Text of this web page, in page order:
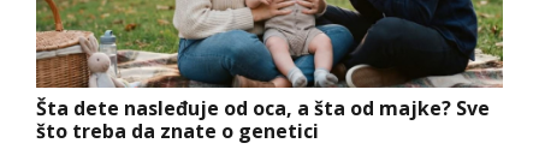
Šta dete nasleđuje od oca, a šta od majke? Sve
što treba da znate o genetici